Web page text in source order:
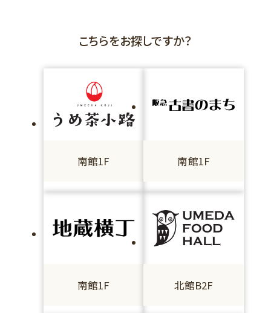
こちらをお探しですか？
南館1F 南館1F
南館1F 北館B2F